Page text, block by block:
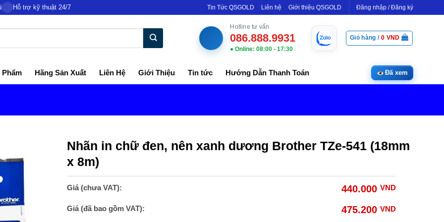
Hỗ trợ kỹ thuật 24/7 Tin Tức QSGOLD Liên hệ Giới thiệu QSGOLD Đăng nhập / Đăng ký
Hotline tư vấn
086.888.9931
● Online: 08:00 - 17:30
Giỏ hàng / 0 VND
Phẩm Hãng Sản Xuất Liên Hệ Giới Thiệu Tin tức Hướng Dẫn Thanh Toán Đã xem
Nhãn in chữ đen, nên xanh dương Brother TZe-541 (18mm
x 8m​)
Giá (chưa VAT): 440.000VND
Giá (đã bao gồm VAT): 475.200VND